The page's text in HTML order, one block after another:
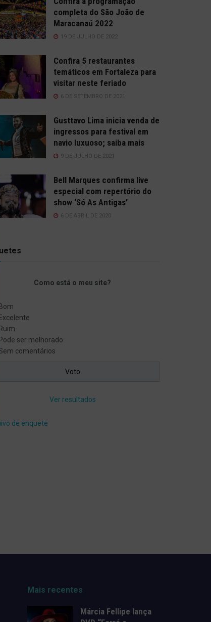
completa do São João de
Maracanaú 2022
19 DE JULHO DE 2022
Confira 5 restaurantes
temáticos em Fortaleza para
visitar neste feriado
6 DE SETEMBRO DE 2021
Gusttavo Lima inicia venda de
ingressos para festival em
navio luxuoso; saiba mais
9 DE JULHO DE 2021
Bell Marques confirma live
especial com repertório do
show ‘Só As Antigas’
6 DE ABRIL DE 2020
Como está o meu site?
ser melhorado
comentários
Ver resultados
de enquete
Mais recentes
Márcia Fellipe lança